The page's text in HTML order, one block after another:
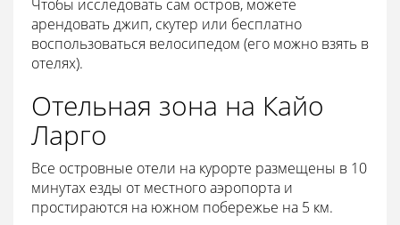
Чтобы исследовать сам остров, можете
арендовать джип, скутер или бесплатно
воспользоваться велосипедом (его можно взять в
отелях).
Отельная зона на Кайо
Ларго
Все островные отели на курорте размещены в 10
минутах езды от местного аэропорта и
простираются на южном побережье на 5 км.